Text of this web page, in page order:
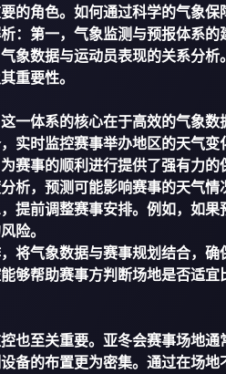
的角色。如何通过科学的气象
：第一，气象监测与预报体系
数据与运动员表现的关系分析
重要性。
体系的核心在于高效的气象数
实时监控赛事举办地区的天气
赛事的顺利进行提供了强有力的
析，预测可能影响赛事的天气
提前调整赛事安排。例如，如
险。
将气象数据与赛事规划结合，
够帮助赛事方判断场地是否适
也至关重要。亚冬会赛事场地
的布置更为密集。通过在场地